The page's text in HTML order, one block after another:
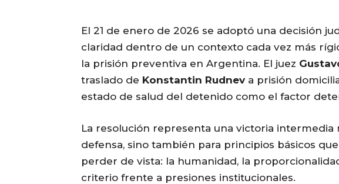
El 21 de enero de 2026 se adoptó una decisión
claridad dentro de un contexto cada vez más
la prisión preventiva en Argentina. El juez
traslado de Konstantin Rudnev a prisión
estado de salud del detenido como el factor
La resolución representa una victoria intermedia
defensa, sino también para principios básicos
perder de vista: la humanidad, la
criterio frente a presiones institucionales.